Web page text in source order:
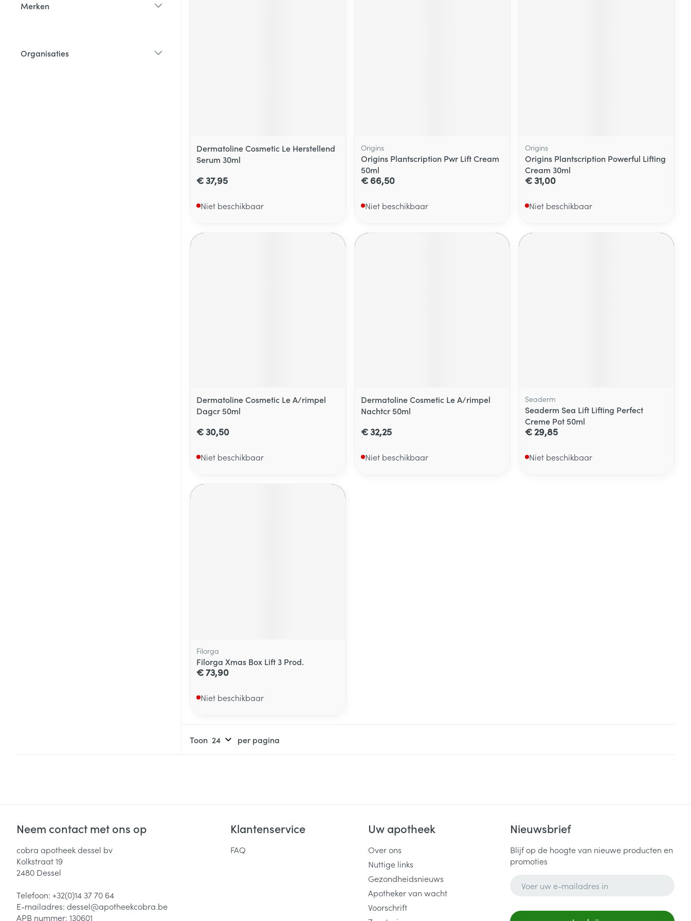
Merken
Organisaties
Dermatoline Cosmetic Le Herstellend
Serum 30ml
€ 37,95
Niet beschikbaar
Origins
Origins Plantscription Pwr Lift Cream
50ml
€ 66,50
Niet beschikbaar
Origins
Origins Plantscription Powerful Lifting
Cream 30ml
€ 31,00
Niet beschikbaar
Dermatoline Cosmetic Le A/rimpel
Dagcr 50ml
€ 30,50
Niet beschikbaar
Dermatoline Cosmetic Le A/rimpel
Nachtcr 50ml
€ 32,25
Niet beschikbaar
Seaderm
Seaderm Sea Lift Lifting Perfect
Creme Pot 50ml
€ 29,85
Niet beschikbaar
Filorga
Filorga Xmas Box Lift 3 Prod.
€ 73,90
Niet beschikbaar
Toon per pagina
Neem contact met ons op
cobra apotheek dessel bv
Kolkstraat 19
2480 Dessel
Telefoon: +32(0)14 37 70 64
E-mailadres: dessel@apotheekcobra.be
APB nummer: 130601
Klantenservice
FAQ
Uw apotheek
Over ons
Nuttige links
Gezondheidsnieuws
Apotheker van wacht
Voorschrift
Nieuwsbrief
Blijf op de hoogte van nieuwe producten en
promoties